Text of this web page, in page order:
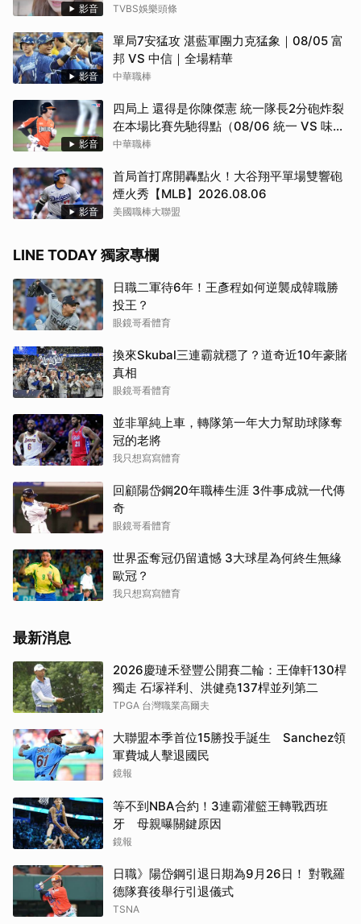
影音 TVBS娛樂頭條
影音
單局7安猛攻 湛藍軍團力克猛象｜08/05 富
邦 VS 中信｜全場精華
中華職棒
影音
四局上 還得是你陳傑憲 統一隊長2分砲炸裂
在本場比賽先馳得點（08/06 統一 VS 味
全）
中華職棒
影音
首局首打席開轟點火！大谷翔平單場雙響砲
煙火秀【MLB】2026.08.06
美國職棒大聯盟
LINE TODAY 獨家專欄
日職二軍待6年！王彥程如何逆襲成韓職勝
投王？
眼鏡哥看體育
換來Skubal三連霸就穩了？道奇近10年豪賭
真相
眼鏡哥看體育
並非單純上車，轉隊第一年大力幫助球隊奪
冠的老將
我只想寫寫體育
回顧陽岱鋼20年職棒生涯 3件事成就一代傳
奇
眼鏡哥看體育
世界盃奪冠仍留遺憾 3大球星為何終生無緣
歐冠？
我只想寫寫體育
最新消息
2026慶璉禾登豐公開賽二輪：王偉軒130桿
獨走 石塜祥利、洪健堯137桿並列第二
TPGA 台灣職業高爾夫
大聯盟本季首位15勝投手誕生 Sanchez領
軍費城人擊退國民
鏡報
等不到NBA合約！3連霸灌籃王轉戰西班
牙 母親曝關鍵原因
鏡報
日職》陽岱鋼引退日期為9月26日！ 對戰羅
德隊賽後舉行引退儀式
TSNA